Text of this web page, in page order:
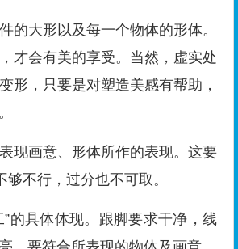
的大形以及每一个物体的形体。
才会有美的享受。当然，虚实处
形，只要是对塑造美感有帮助，
现画意、形体所作的表现。这要
够不行，过分也不可取。
”的具体体现。跟脚要求干净，线